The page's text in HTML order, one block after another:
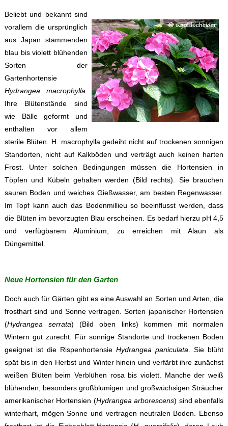
Beliebt und bekannt sind
vorallem die ursprünglich
aus Japan stammenden
blau bis violett blühenden
Sorten der
Gartenhortensie
Hydrangea macrophylla
Ihre Blütenstände sind
wie Bälle geformt und
enthalten vor allem
sterile Blüten. H. macrophylla gedeiht nicht auf trockenen sonnigen
Standorten, nicht auf Kalkböden und verträgt auch keinen harten
Frost. Unter solchen Bedingungen müssen die Hortensien in
Töpfen und Kübeln gehalten werden (Bild rechts). Sie brauchen
sauren Boden und weiches Gießwasser, am besten Regenwasser.
Im Topf kann auch das Bodenmillieu so beeinflusst werden, dass
die Blüten im bevorzugten Blau erscheinen. Es bedarf hierzu pH 4,5
und verfügbarem Aluminium, zu erreichen mit Alaun als
Düngemittel.
Neue Hortensien für den Garten
Doch auch für Gärten gibt es eine Auswahl an Sorten und Arten, die
frosthart sind und Sonne vertragen. Sorten japanischer Hortensien
(Hydrangea serrata) (Bild oben links) kommen mit normalen
Wintern gut zurecht. Für sonnige Standorte und trockenen Boden
geeignet ist die Rispenhortensie Hydrangea paniculata . Sie blüht
spät bis in den Herbst und Winter hinein und verfärbt ihre zunächst
weißen Blüten beim Verblühen rosa bis violett. Manche der weiß
blühenden, besonders großblumigen und großwüchsigen Sträucher
amerikanischer Hortensien (Hydrangea arborescens) sind ebenfalls
winterhart, mögen Sonne und vertragen neutralen Boden. Ebenso